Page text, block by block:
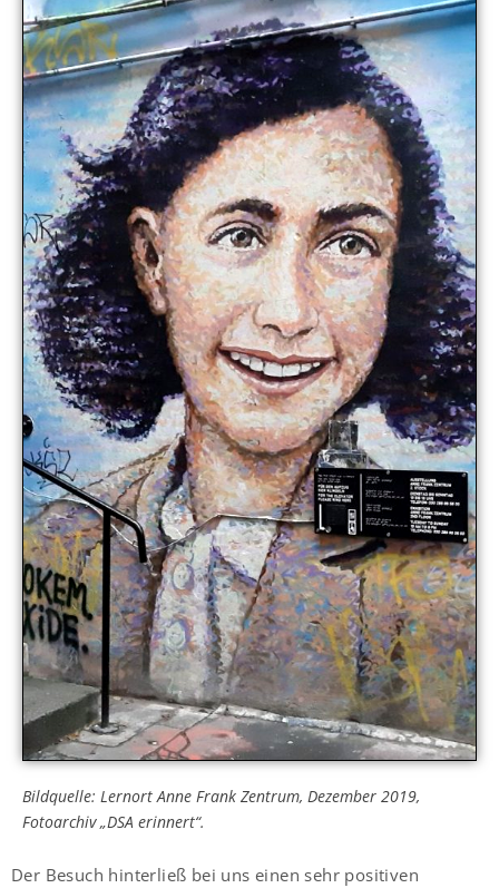
Bildquelle: Lernort Anne Frank Zentrum, Dezember 2019,
Fotoarchiv „DSA erinnert“.
Der Besuch hinterließ bei uns einen sehr positiven